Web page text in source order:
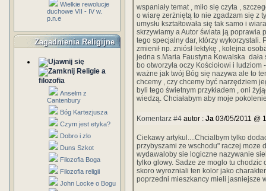
Wielkie rewolucje
duchowe VII - IV w.
p.n.e
Zagadnienia Religijne
Religie a
filozofia
Anselm z
Cantenbury
Bóg Kartezjusza
Czym jest etyka?
Dobro i zlo
Duns Szkot
Filozofia Boga
Filozofia religii
John Locke o Bogu
wspaniały temat , miło się czyta ,
o wiarę zerżniętą to nie zgadzam się z
umysłu kształtowała się tak samo i
skrzywiamy a Autor świata ją poprawia
tego specjalny dar, którzy wykorzystali.
zmienił np. zniósł lektykę , kolejna
jedna s.Maria Faustyna Kowalska
bo otworzyła oczy Kościołowi i
ważne jak twój Bóg się nazywa ale to
chcemy , czy chcemy być narzędziem
byli tego świetnym przykładem , oni
wiedzą. Chciałabym aby moje
Komentarz #4 autor : Ja 03/05/2011 @
Ciekawy artykul....Chcialbym tylko
przybyszami ze wschodu" raczej moze
wydawaloby sie logiczne nazywanie
tylko glowy. Sadze ze moglo tu
skoro wyrozniali ten kolor jako
poprzedni mieszkancy mieli jasniejsze